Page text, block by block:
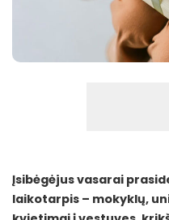
Įsibėgėjus vasarai
laikotarpis – mokyklų,